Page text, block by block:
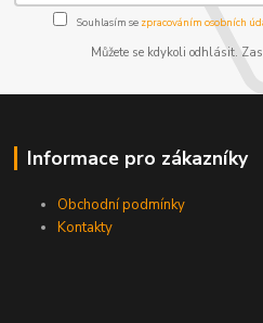
Souhlasím se zpracováním osobních
Můžete se kdykoli odhlásit.
Informace pro zákazníky
Obchodní podmínky
Kontakty